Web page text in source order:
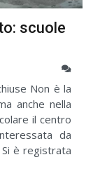
scuole
Non è la
anche nella
il centro
da
è registrata